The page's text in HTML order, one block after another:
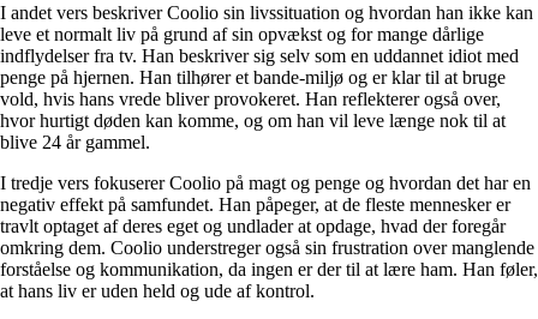
I andet vers beskriver Coolio sin livssituation og hvordan han ikke kan
leve et normalt liv på grund af sin opvækst og for mange dårlige
indflydelser fra tv. Han beskriver sig selv som en uddannet idiot med
penge på hjernen. Han tilhører et bande-miljø og er klar til at bruge
vold, hvis hans vrede bliver provokeret. Han reflekterer også over,
hvor hurtigt døden kan komme, og om han vil leve længe nok til at
blive 24 år gammel.
I tredje vers fokuserer Coolio på magt og penge og hvordan det har en
negativ effekt på samfundet. Han påpeger, at de fleste mennesker er
travlt optaget af deres eget og undlader at opdage, hvad der foregår
omkring dem. Coolio understreger også sin frustration over manglende
forståelse og kommunikation, da ingen er der til at lære ham. Han føler,
at hans liv er uden held og ude af kontrol.